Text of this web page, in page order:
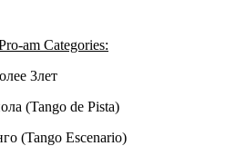
am Categories:
3лет
(Tango de Pista)
(Tango Escenario)